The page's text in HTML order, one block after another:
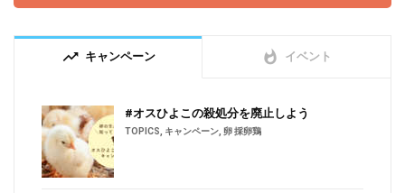
trending_up キャンペーン whatshot イベント
#オスひよこの殺処分を廃止しよう
TOPICS キャンペーン 卵 採卵鶏